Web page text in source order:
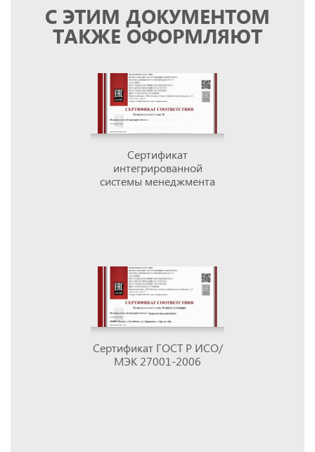
С ЭТИМ ДОКУМЕНТОМ
ТАКЖЕ ОФОРМЛЯЮТ
Сертификат
интегрированной
системы менеджмента
Сертификат ГОСТ Р ИСО/
МЭК 27001-2006